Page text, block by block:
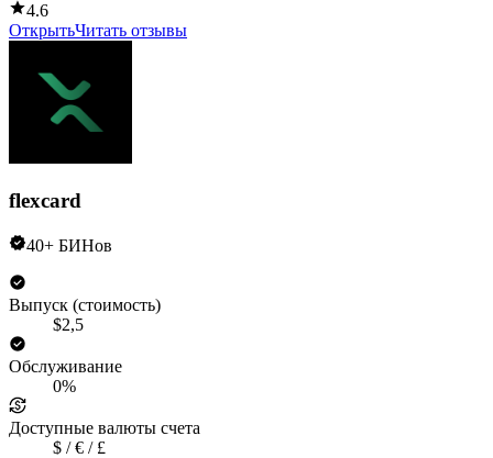
4.6
ОткрытьЧитать отзывы
flexcard
40+ БИНов
Выпуск (стоимость)
$2,5
Обслуживание
0%
Доступные валюты счета
$ / € / £